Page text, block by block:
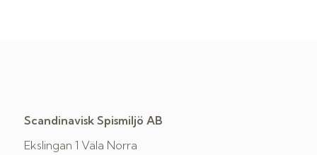
Scandinavisk Spismiljö AB
Ekslingan 1 Väla Norra